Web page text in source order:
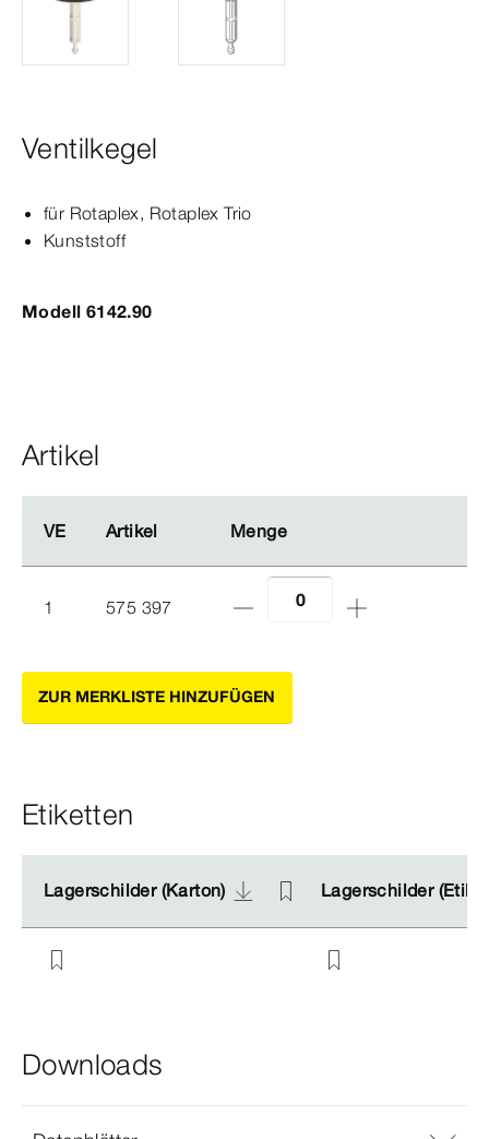
Ventilkegel
für Rotaplex, Rotaplex Trio
Kunststoff
Modell 6142.90
Artikel
VE Artikel Menge
VE Artikel Menge
1 575 397
ZUR MERKLISTE HINZUFÜGEN
Etiketten
Lagerschilder (Karton) Lagerschilder
Lagerschilder (Karton) Lagerschilder
Downloads